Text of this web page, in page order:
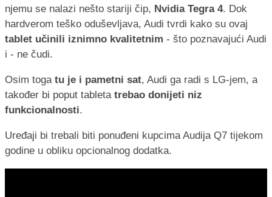
njemu se nalazi nešto stariji čip, Nvidia Tegra 4. Dok
hardverom teško oduševljava, Audi tvrdi kako su ovaj
tablet učinili iznimno kvalitetnim - što poznavajući Audi
i - ne čudi.
Osim togatu je i pametni sat, Audi ga radi s LG-jem, a
također bi poput tabletatrebao donijeti niz
funkcionalnosti.
Uređaji bi trebali biti ponuđeni kupcima Audija Q7 tijekom
godine u obliku opcionalnog dodatka.